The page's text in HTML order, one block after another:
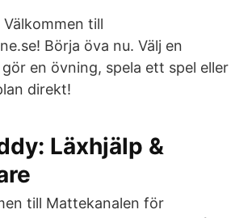
till
Börja öva nu. Välj en
en övning, spela ett spel eller
direkt!
Läxhjälp &
till Mattekanalen för